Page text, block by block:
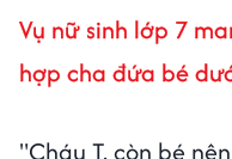
Vụ nữ sinh lớp 7
hợp cha đứa bé
"Cháu T. còn bé